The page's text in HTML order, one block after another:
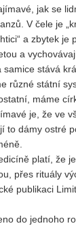
jak se
V čele je
a zbytek
a
samice stává
různé státní
máme
je, že ve
to dámy ostré
platí, že
přes rituály
publikaci
do jednoho